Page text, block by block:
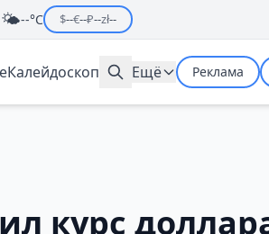
🌤️--°C $--€--₽--zł--
Калейдоскоп Ещё Реклама
курс